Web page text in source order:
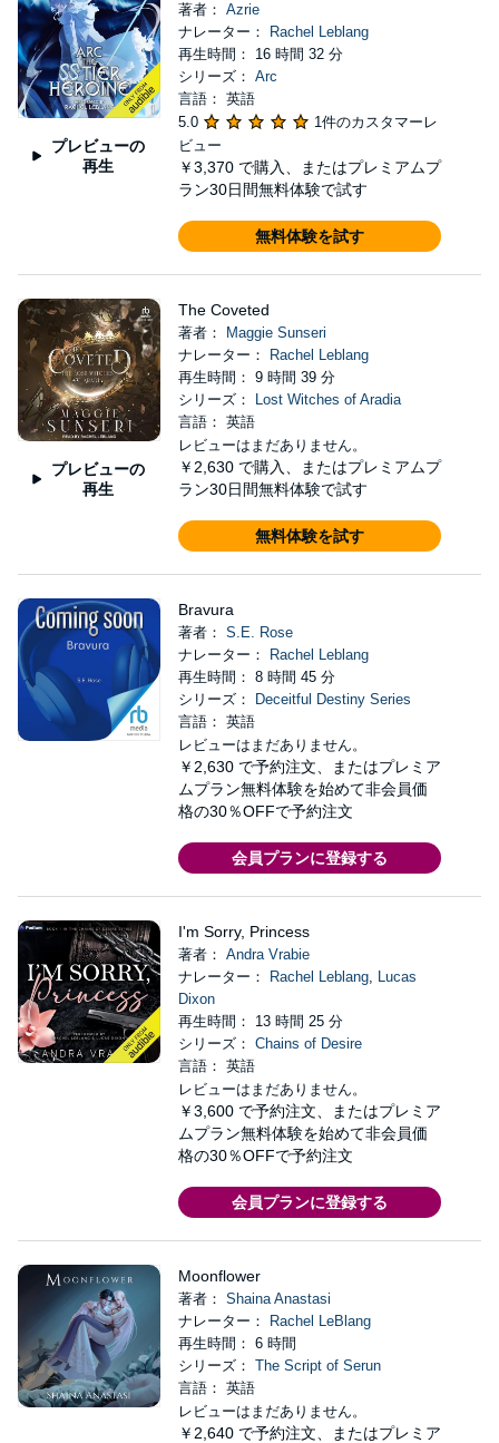
プレビューの
再生
著者： Azrie
ナレーター：
Rachel Leblang
再生時間： 16 時間 32 分
シリーズ： Arc
言語： 英語
5.0
1件のカスタマーレ
ビュー
￥3,370 で購入、またはプレミアムプ
ラン30日間無料体験で試す
無料体験を試す
プレビューの
再生
The Coveted
著者：
Maggie Sunseri
ナレーター：
Rachel Leblang
再生時間： 9 時間 39 分
シリーズ：
Lost Witches of Aradia
言語： 英語
レビューはまだありません。
￥2,630 で購入、またはプレミアムプ
ラン30日間無料体験で試す
無料体験を試す
Bravura
著者： S.E. Rose
ナレーター：
Rachel Leblang
再生時間： 8 時間 45 分
シリーズ：
Deceitful Destiny Series
言語： 英語
レビューはまだありません。
￥2,630 で予約注文、またはプレミア
ムプラン無料体験を始めて非会員価
格の30％OFFで予約注文
会員プランに登録する
I'm Sorry, Princess
著者： Andra Vrabie
ナレーター：
Rachel Leblang, Lucas
Dixon
再生時間： 13 時間 25 分
シリーズ： Chains of Desire
言語： 英語
レビューはまだありません。
￥3,600 で予約注文、またはプレミア
ムプラン無料体験を始めて非会員価
格の30％OFFで予約注文
会員プランに登録する
Moonflower
著者： Shaina Anastasi
ナレーター：
Rachel LeBlang
再生時間： 6 時間
シリーズ： The Script of Serun
言語： 英語
レビューはまだありません。
￥2,640 で予約注文、またはプレミア